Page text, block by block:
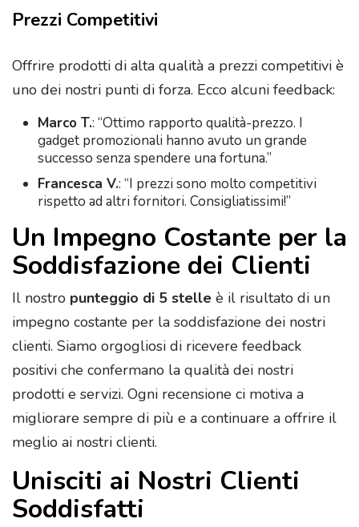
Prezzi Competitivi
Offrire prodotti di alta qualità a prezzi competitivi è
uno dei nostri punti di forza. Ecco alcuni feedback:
Marco T.: “Ottimo rapporto qualità-prezzo. I
gadget promozionali hanno avuto un grande
successo senza spendere una fortuna.”
Francesca V.: “I prezzi sono molto competitivi
rispetto ad altri fornitori. Consigliatissimi!”
Un Impegno Costante per la
Soddisfazione dei Clienti
Il nostro punteggio di 5 stelle è il risultato di un
impegno costante per la soddisfazione dei nostri
clienti. Siamo orgogliosi di ricevere feedback
positivi che confermano la qualità dei nostri
prodotti e servizi. Ogni recensione ci motiva a
migliorare sempre di più e a continuare a offrire il
meglio ai nostri clienti.
Unisciti ai Nostri Clienti
Soddisfatti